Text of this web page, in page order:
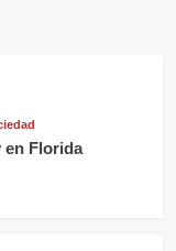
en Florida